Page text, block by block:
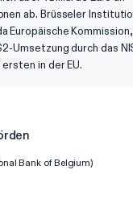
ab. Brüsseler
Europäische
Umsetzung durch das
in der EU.
Bank of Belgium)